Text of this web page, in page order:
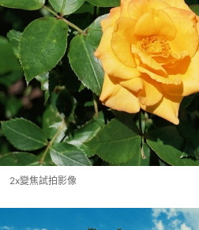
2x變焦試拍影像